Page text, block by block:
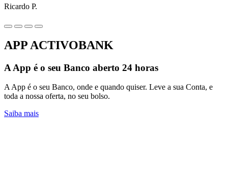
Ricardo P.
APP ACTIVOBANK
A App é o seu Banco aberto 24 horas
A App é o seu Banco, onde e quando quiser. Leve a sua Conta, e
toda a nossa oferta, no seu bolso.
Saiba mais